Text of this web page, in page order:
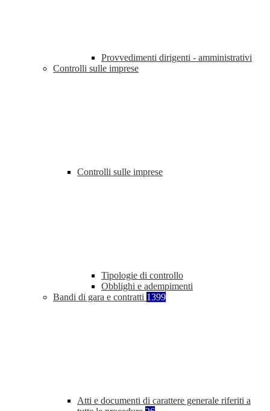
Provvedimenti dirigenti - amministrativi
Controlli sulle imprese
Controlli sulle imprese
Tipologie di controllo
Obblighi e adempimenti
Bandi di gara e contratti 1399
Atti e documenti di carattere generale riferiti a